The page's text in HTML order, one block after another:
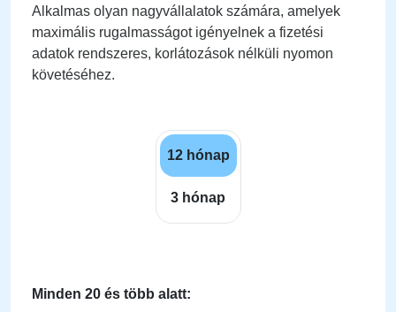
Alkalmas olyan nagyvállalatok számára, amelyek
maximális rugalmasságot igényelnek a fizetési
adatok rendszeres, korlátozások nélküli nyomon
követéséhez.
12 hónap
3 hónap
Minden 20 és több alatt: